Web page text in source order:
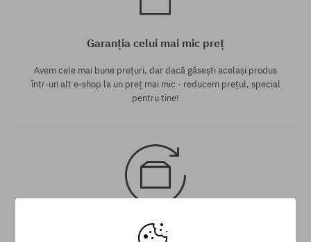
Garanția celui mai mic preț
Avem cele mai bune prețuri, dar dacă găsești același produs
într-un alt e-shop la un preț mai mic - reducem prețul, special
pentru tine!
30 zile pentru returnarea mărfii